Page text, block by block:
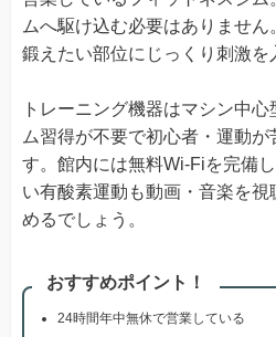
ムへ駆け込む必要はありませ
鍛えたい部位にじっくり刺激を
トレーニング機器はマシン中
ム習得が不要で初心者・運動
す。館内には無料Wi-Fiを完備
い有酸素運動も動画・音楽を視
めるでしょう。
おすすめポイント！
24時間年中無休で営業している